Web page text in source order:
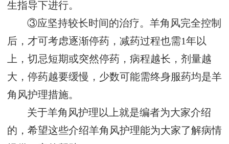
生指导下进行。
③应坚持较长时间的治疗。羊角风完全控制
后，才可考虑逐渐停药，减药过程也需1年以
上，切忌短期或突然停药，病程越长，剂量越
大，停药越要缓慢，少数可能需终身服药均是羊
角风护理措施。
关于羊角风护理以上就是编者为大家介绍
的，希望这些介绍羊角风护理能为大家了解病情